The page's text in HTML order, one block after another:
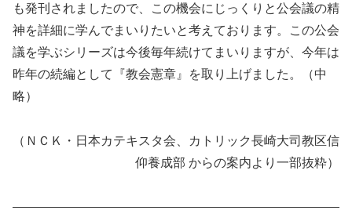
も発刊されましたので、この機会にじっくりと公会議の精
神を詳細に学んでまいりたいと考えております。この公会
議を学ぶシリーズは今後毎年続けてまいりますが、今年は
昨年の続編として『教会憲章』を取り上げました。（中
略）
（ＮＣＫ・日本カテキスタ会、カトリック長崎大司教区信
仰養成部 からの案内より一部抜粋）
——————————————————————————